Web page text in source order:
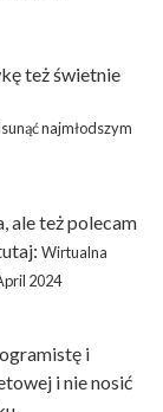
też świetnie
najmłodszym
ale też polecam
Wirtualna
2024
i
i nie nosić